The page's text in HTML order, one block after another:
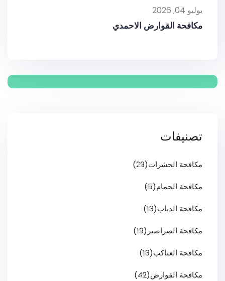
يوليو 04, 2026
مكافحة القوارض الاحمدي
سنوية
تصنيفات
مكافحة الحشرات(29)
مكافحة الحمام(5)
مكافحة الذباب(18)
مكافحة الصراصير (19)
مكافحة العناكب(18)
مكافحة القوارض(42)